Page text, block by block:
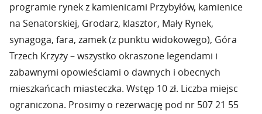
programie rynek z kamienicami Przybyłów, kamienice
na Senatorskiej, Grodarz, klasztor, Mały Rynek,
synagoga, fara, zamek (z punktu widokowego), Góra
Trzech Krzyży – wszystko okraszone legendami i
zabawnymi opowieściami o dawnych i obecnych
mieszkańcach miasteczka. Wstęp 10 zł. Liczba miejsc
ograniczona. Prosimy o rezerwację pod nr 507 21 55